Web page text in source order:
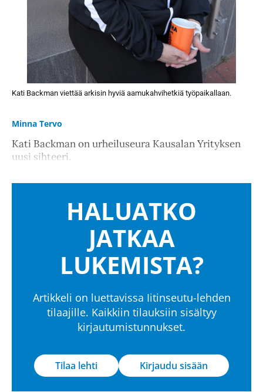
Kati Backman viettää arkisin hyviä aamukahvihetkiä työpaikallaan.
Minna Tervo
Kati Backman on urheiluseura Kausalan Yrityksen
uusi sihteeri.
HALUATKO
JATKAA
LUKEMISTA?
Artikkeli on luettavissa Iitinseutu-lehden
tilaajille. Kaikkiin tilauksiin sisältyy
kirjautumistunnukset.
Tilaa lehti Kirjaudu sisään